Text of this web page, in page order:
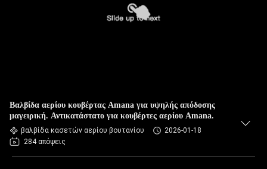
Βαλβίδα αερίου κουβέρτας Amana για υψηλής απόδοσης
μαγειρική. Αντικατάστατο για κουβέρτες αερίου Amana.
βαλβίδα κασετών αερίου βουτανίου
2026-01-18
284 απόψεις